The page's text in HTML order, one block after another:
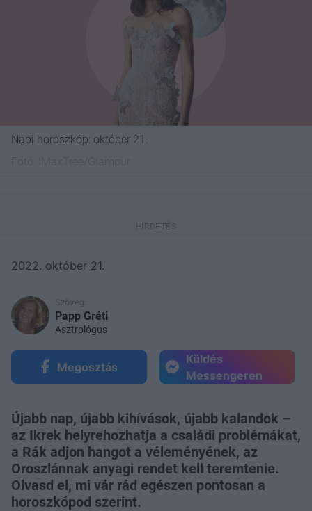
Napi horoszkóp: október 21.
2022. október 21.
Szöveg:
Papp Gréti
Asztrológus
Megosztás
Küldés
Messengeren
Újabb nap, újabb kihívások, újabb kalandok –
az Ikrek helyrehozhatja a családi problémákat,
a Rák adjon hangot a véleményének, az
Oroszlánnak anyagi rendet kell teremtenie.
Olvasd el, mi vár rád egészen pontosan a
horoszkópod szerint.